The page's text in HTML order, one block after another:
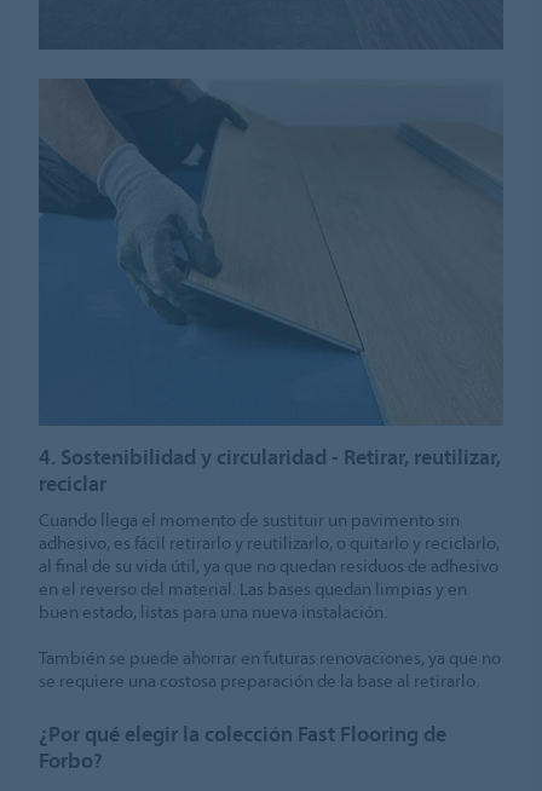
4. Sostenibilidad y circularidad - Retirar, reutilizar,
reciclar
Cuando llega el momento de sustituir un pavimento sin
adhesivo, es fácil retirarlo y reutilizarlo, o quitarlo y reciclarlo,
al final de su vida útil, ya que no quedan residuos de adhesivo
en el reverso del material. Las bases quedan limpias y en
buen estado, listas para una nueva instalación.
También se puede ahorrar en futuras renovaciones, ya que no
se requiere una costosa preparación de la base al retirarlo.
¿Por qué elegir la colección Fast Flooring de
Forbo?